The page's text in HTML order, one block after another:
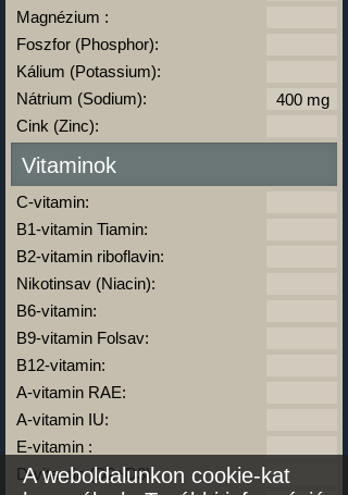
Magnézium :
Foszfor (Phosphor):
Kálium (Potassium):
Nátrium (Sodium):
Cink (Zinc):
Vitaminok
C-vitamin:
B1-vitamin Tiamin:
B2-vitamin riboflavin:
Nikotinsav (Niacin):
B6-vitamin:
B9-vitamin Folsav:
B12-vitamin:
A-vitamin RAE:
A-vitamin IU:
E-vitamin :
D-vitamin (D2+D3):
A weboldalunkon cookie-kat